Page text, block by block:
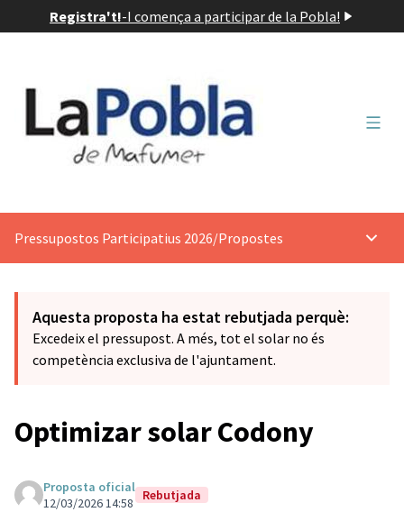
Registra't!-I comença a participar de la Pobla!
Pressupostos Participatius 2026/Propostes
Aquesta proposta ha estat rebutjada perquè:
Excedeix el pressupost. A més, tot el solar no és
competència exclusiva de l'ajuntament.
Optimizar solar Codony
Proposta oficial
12/03/2026 14:58
Rebutjada